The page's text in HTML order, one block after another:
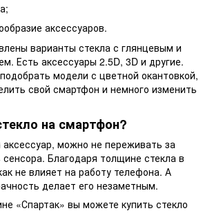
аксессуаров.
варианты стекла с глянцевым и
Есть аксессуары 2.5D, 3D и другие.
модели с цветной окантовкой,
свой смартфон и немного изменить
на смартфон?
можно не переживать за
сенсора. Благодаря толщине стекла в
не влияет на работу телефона. А
делает его незаметным.
«Спартак» вы можете купить стекло